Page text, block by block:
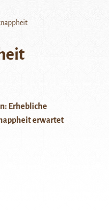
Erhebliche
erwartet